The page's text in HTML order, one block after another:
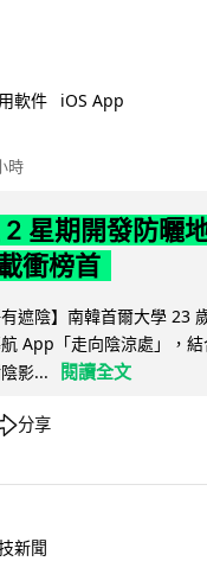
軟件 iOS App
時
星期開發防曬
衝榜首
有遮陰】南韓首爾大學 23
App「走向陰涼處」，
影...
閱讀全文
分享
新聞